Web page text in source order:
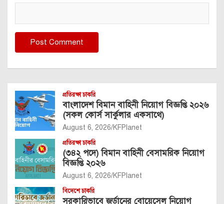
প্রতিরক্ষা চাকরি
বাংলাদেশ বিমান বাহিনী নিয়োগ বিজ্ঞপ্তি ২০২৬
(সকল কোর্স সার্কুলার একসাথে)
August 6, 2026 KFPlanet
প্রতিরক্ষা চাকরি
(৩৪২ পদে) বিমান বাহিনী বেসামরিক নিয়োগ
বিজ্ঞপ্তি ২০২৬
August 6, 2026 KFPlanet
বিদেশে চাকরি
সরকারিভাবে জর্ডানের বোয়েসেল নিয়োগ